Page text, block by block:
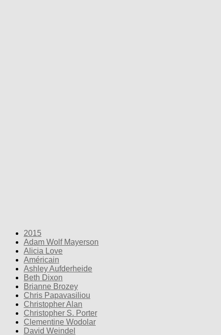
2015
Adam Wolf Mayerson
Alicia Love
Américain
Ashley Aufderheide
Beth Dixon
Brianne Brozey
Chris Papavasiliou
Christopher Alan
Christopher S. Porter
Clementine Wodolar
David Weindel